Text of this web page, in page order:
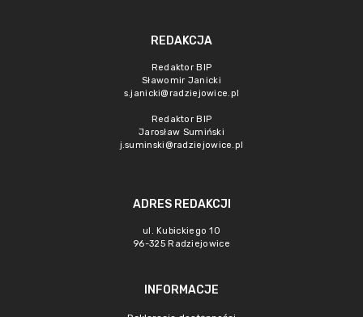
REDAKCJA
Redaktor BIP
Sławomir Janicki
s.janicki@radziejowice.pl
Redaktor BIP
Jarosław Sumiński
j.suminski@radziejowice.pl
ADRES REDAKCJI
ul. Kubickiego 10
96-325 Radziejowice
INFORMACJE